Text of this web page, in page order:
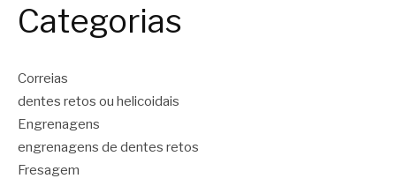
Categorias
Correias
dentes retos ou helicoidais
Engrenagens
engrenagens de dentes retos
Fresagem